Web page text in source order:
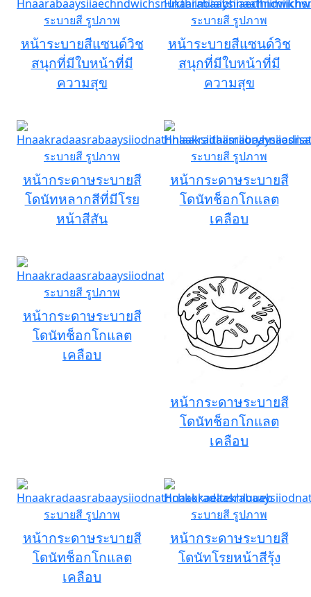
หน้าระบายสีแซนด์วิช
สนุกที่มีใบหน้าที่มี
ความสุข
หน้าระบายสีแซนด์วิช
สนุกที่มีใบหน้าที่มี
ความสุข
หน้ากระดาษระบายสี
โดนัทหลากสีที่มีโรย
หน้าสีสัน
หน้ากระดาษระบายสี
โดนัทช็อกโกแลต
เคลือบ
หน้ากระดาษระบายสี
โดนัทช็อกโกแลต
เคลือบ
หน้ากระดาษระบายสี
โดนัทช็อกโกแลต
เคลือบ
หน้ากระดาษระบายสี
โดนัทช็อกโกแลต
เคลือบ
หน้ากระดาษระบายสี
โดนัทโรยหน้าสีรุ้ง